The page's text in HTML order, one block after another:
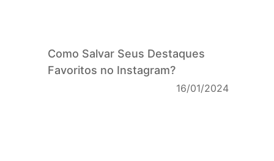
Como Salvar Seus Destaques
Favoritos no Instagram?
16/01/2024